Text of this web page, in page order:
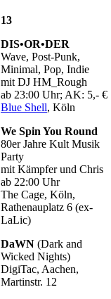
13
DIS•OR•DER
Wave, Post-Punk,
Minimal, Pop, Indie
mit DJ HM_Rough
ab 23:00 Uhr; AK: 5,- €
Blue Shell, Köln
We Spin You Round
80er Jahre Kult Musik
Party
mit Kämpfer und Chris
ab 22:00 Uhr
The Cage, Köln,
Rathenauplatz 6 (ex-
LaLic)
DaWN (Dark and
Wicked Nights)
DigiTac, Aachen,
Martinstr. 12